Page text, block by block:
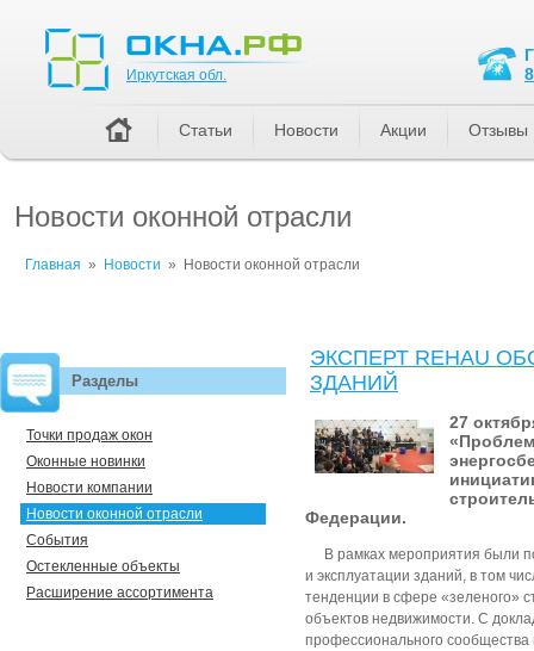
Новости оконной отрасли
Главная » Новости » Новости оконной отрасли
ЭКСПЕРТ REHAU
ЗДАНИЙ
27
Федерации.
В рамках мероприятия были
и эксплуатации зданий, в том
тенденции в сфере «зеленого»
объектов недвижимости. С
профессионального сообщества
Разделы
Точки продаж окон
Оконные новинки
Новости компании
Новости оконной отрасли
События
Остекленные объекты
Расширение ассортимента
Иркутская обл.
Статьи Новости Акции Отзывы